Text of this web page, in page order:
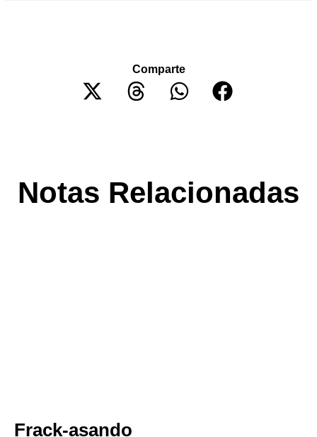
Comparte
Notas Relacionadas
Frack-asando